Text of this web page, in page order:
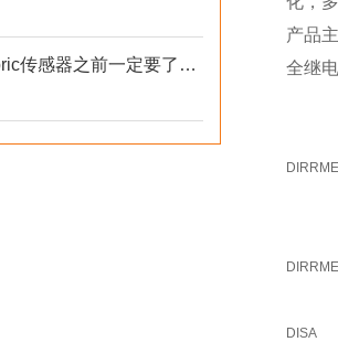
选购德国Disoric传感器之前一定要了解这些
产品
全继
DISA